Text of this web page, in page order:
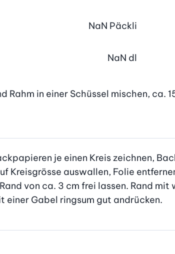
NaN Päckli
NaN dl
Rahm in einer Schüssel mischen, ca.
je einen Kreis zeichnen,
Kreisgrösse auswallen, Folie
von ca. 3 cm frei lassen. Rand
einer Gabel ringsum gut andrücken.